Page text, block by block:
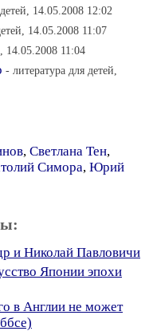
14.05.2008 12:02
14.05.2008 11:07
14.05.2008 11:04
- литература для детей,
, Светлана Тен,
Симора, Юрий
и Николай Павловичи
Японии эпохи
в Англии не может